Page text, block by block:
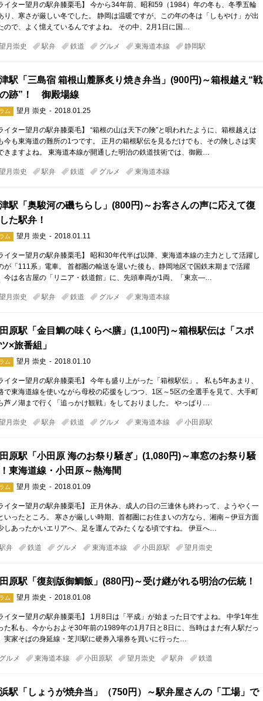
イター望月の駅弁膝栗毛】 今から34年前、昭和59（1984）年の冬も、冬季五輪
り、寒さが厳しい冬でした。 静岡は温暖ですが、この年の冬は「しもやけ」が出
ので、よく憶えているんですよね。 その中、2月1日に国…
月崇史 駅弁 鉄道 グルメ 東海道本線 静岡駅
駅「三島宿 箱根山麓豚炙り焼き弁当」(900円)～箱根越え“戦
跡”！ 御殿場線
ム 望月 崇史 2018.01.25
イター望月の駅弁膝栗毛】 “箱根の山は天下の険”と唄われたように、箱根越えは
今も東海道の難所の1つです。 正月の箱根駅伝を見るだけでも、その険しさは実
きますよね。 東海道本線が開通した明治の鉄道技術では、御殿…
月崇史 駅弁 鉄道 グルメ 東海道本線
駅「奥駿河の磯ちらし」(800円)～お客さんの声に応えて復
た駅弁！
ム 望月 崇史 2018.01.11
イター望月の駅弁膝栗毛】 昭和30年代半ば以降、東海道本線の主力として活躍し
が「111系」電車。 首都圏の輸送を退いた後も、静岡地区で国鉄末期まで活躍
今は名古屋の「リニア・鉄道館」に、先頭車両が1両、「東京―…
月崇史 駅弁 鉄道 グルメ 東海道本線
原駅「金目鯛の味くらべ膳」(1,100円)～箱根駅伝は「スポ
×旅番組」
ム 望月 崇史 2018.01.10
イター望月の駅弁膝栗毛】 今年も盛り上がった「箱根駅伝」。 私も5年あまり、
で東海道線を使いながら母校の応援をしつつ、1区～5区の全選手を見て、大手町
芦ノ湖まで行く「追っかけ観戦」をしておりました。 やっぱり…
月崇史 駅弁 鉄道 グルメ 東海道本線 小田原駅
原駅「小田原 海のお祭り騒ぎ」(1,080円)～車窓のお祭り騒
東海道線・小田原～熱海間
ム 望月 崇史 2018.01.09
イター望月の駅弁膝栗毛】 正月休み、成人の日の三連休も終わって、ようやく一
いったところ。 寒さが厳しい時期、首都圏にお住まいの方なら、湘南～伊豆方面
しあったかいエリアへ、足を運んでみたくなる頃ですね。 伊豆へ…
弁 鉄道 グルメ 東海道本線 小田原駅 望月崇史
原駅「復刻版御鯛飯」(880円)～受け継がれる明治の伝統！
ム 望月 崇史 2018.01.08
イター望月の駅弁膝栗毛】 1月8日は「平成」が始まった日ですよね。 中学1年生
た私も、今からおよそ30年前の1989年の1月7日と8日に、当時はまだ有人駅だっ
実家そばの身延線・芝川駅に硬券入場券を買いに行った…
グルメ 東海道本線 小田原駅 望月崇史 駅弁 鉄道
駅「しょうが焼弁当」（750円）～駅弁屋さんの「工場」で